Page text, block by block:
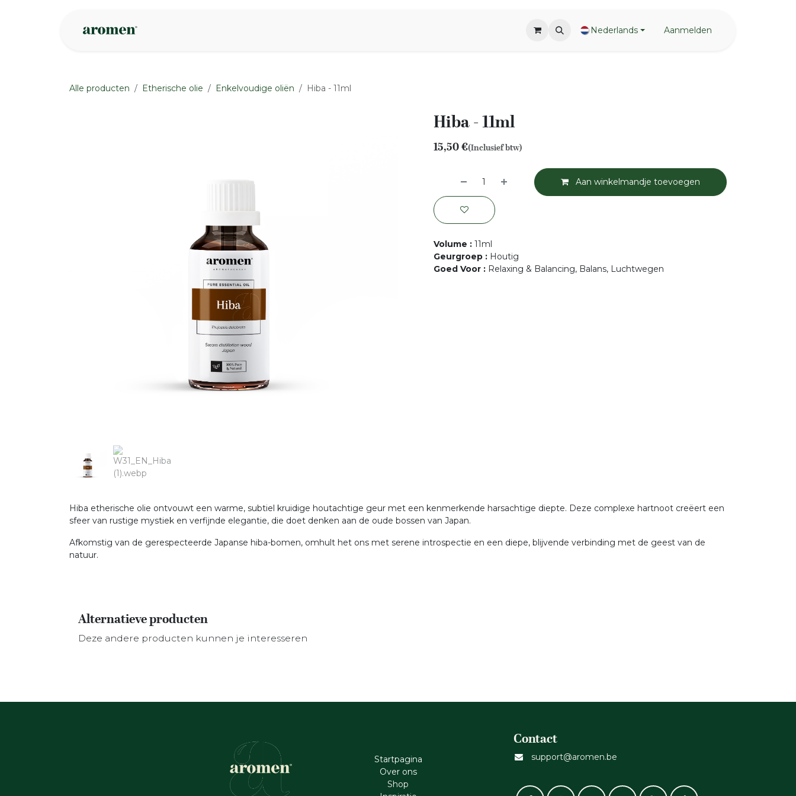
Nederlands Aanmelden
Alle producten Etherische olie Enkelvoudige oliën Hiba - 11ml
Hiba - 11ml
15,50€(Inclusief btw)
Aan winkelmandje toevoegen
Volume : 11ml
Geurgroep : Houtig
Goed Voor : Relaxing & Balancing, Balans, Luchtwegen
Hiba etherische olie ontvouwt een warme, subtiel kruidige houtachtige geur met een kenmerkende harsachtige diepte. Deze complexe hartnoot creëert een
sfeer van rustige mystiek en verfijnde elegantie, die doet denken aan de oude bossen van Japan.
Afkomstig van de gerespecteerde Japanse hiba-bomen, omhult het ons met serene introspectie en een diepe, blijvende verbinding met de geest van de
natuur.
Alternatieve producten
Deze andere producten kunnen je interesseren
Startpagina
Ove​r​ ons
Shop
Contact
support@aromen.be